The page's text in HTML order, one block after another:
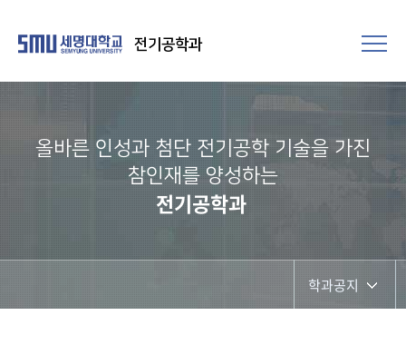
전기공학과
올바른 인성과 첨단 전기공학 기술을 가진
참인재를 양성하는
전기공학과
학과공지